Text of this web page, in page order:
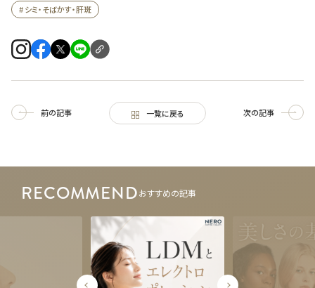
# シミ・そばかす・肝斑
前の記事 一覧に戻る 次の記事
RECOMMENDおすすめの記事